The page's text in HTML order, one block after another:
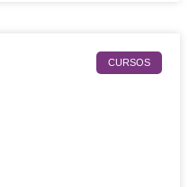
CURSOS